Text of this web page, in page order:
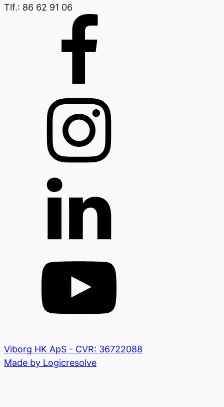
Tlf.: 86 62 91 06
Viborg HK ApS - CVR: 36722088
Made by Logicresolve